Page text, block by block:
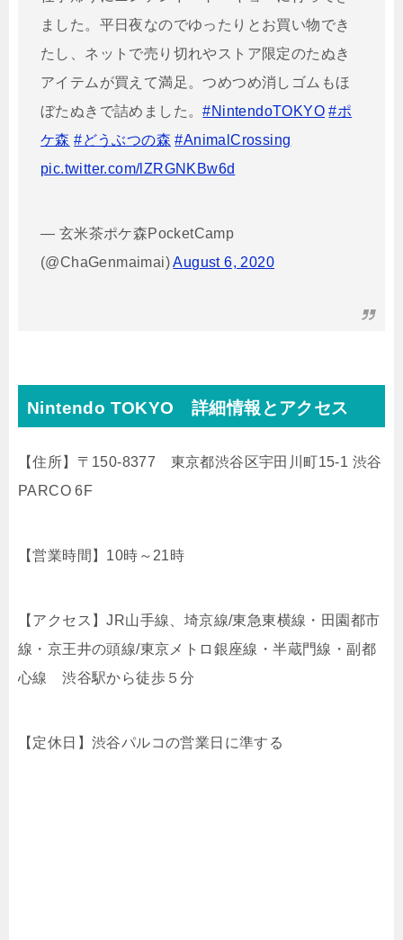
ました。平日夜なのでゆったりとお買い物でき
たし、ネットで売り切れやストア限定のたぬき
アイテムが買えて満足。つめつめ消しゴムもほ
ぼたぬきで詰めました。#NintendoTOKYO #ポ
ケ森 #どうぶつの森 #AnimalCrossing
pic.twitter.com/lZRGNKBw6d
— 玄米茶ポケ森PocketCamp
(@ChaGenmaimai)August 6, 2020
Nintendo TOKYO 詳細情報とアクセス
【住所】 〒150-8377 東京都渋谷区宇田川町15-1 渋谷
PARCO 6F
【営業時間】 10時～21時
【アクセス】JR山手線、埼京線/東急東横線・田園都市
線・ 京王井の頭線/東京メトロ銀座線・半蔵門線・副都
心線 渋谷駅から徒歩５分
【定休日】渋谷パルコの営業日に準する